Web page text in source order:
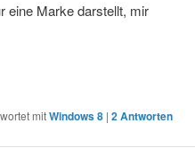
eine Marke darstellt, mir
mitWindows 8 | 2Antworten